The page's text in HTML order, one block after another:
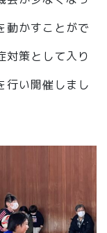
動かすことがで
対策として入り
行い開催しまし